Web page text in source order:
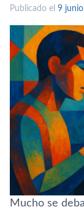
Publicado el 9
Mucho se